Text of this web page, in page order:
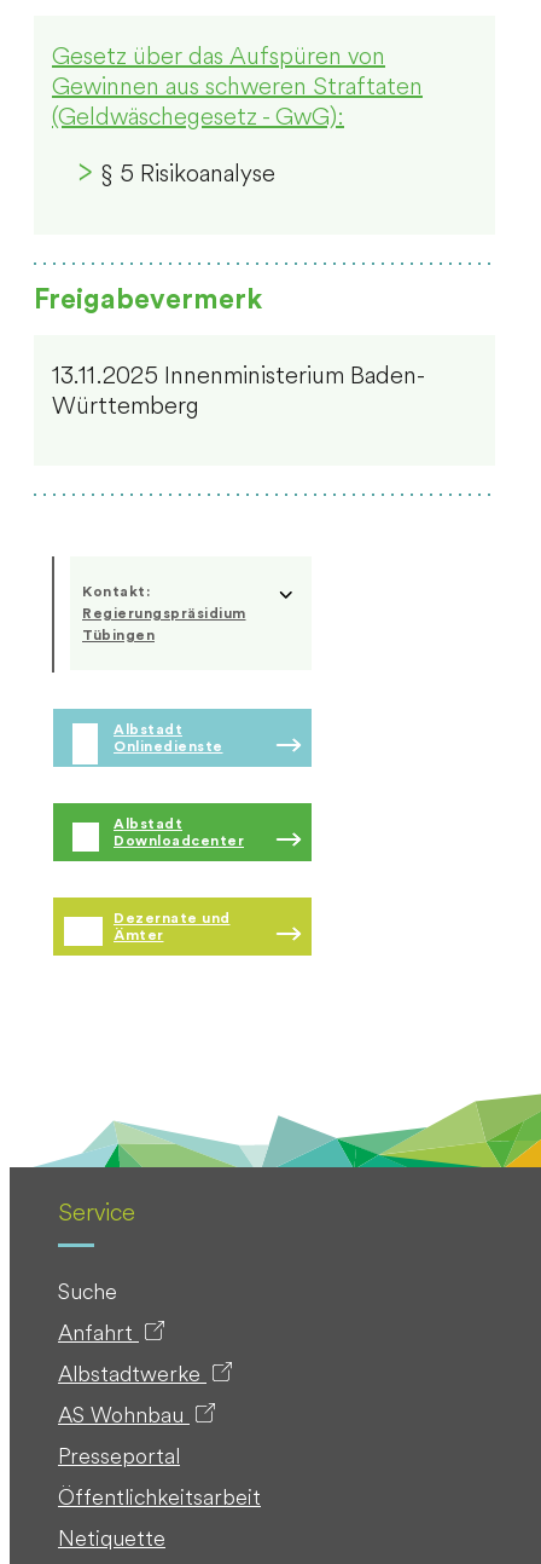
Gesetz über das Aufspüren von
Gewinnen aus schweren Straftaten
(Geldwäschegesetz - GwG):
§ 5 Risikoanalyse
Freigabevermerk
13.11.2025 Innenministerium Baden-
Württemberg
Kontakt:
Regierungspräsidium
Tübingen
Albstadt
Onlinedienste
Albstadt
Downloadcenter
Dezernate und
Ämter
Service
Suche
Anfahrt
Albstadtwerke
AS Wohnbau
Presseportal
Öffentlichkeitsarbeit
Netiquette